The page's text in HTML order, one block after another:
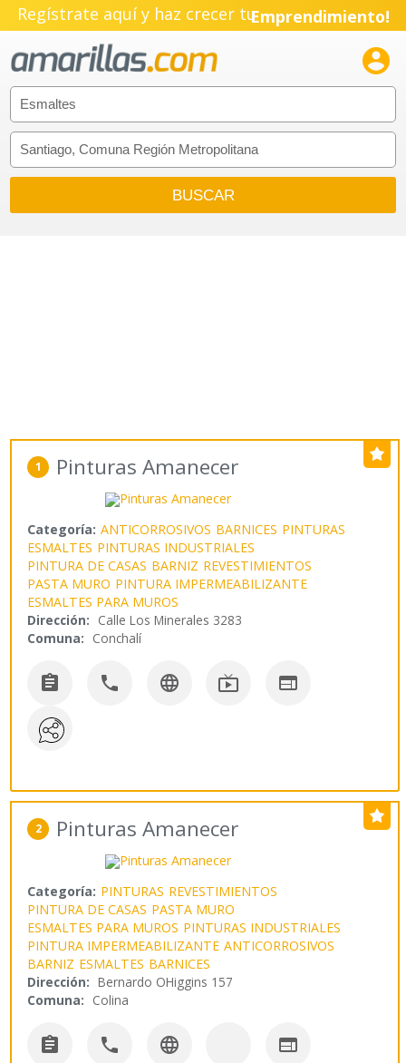
Regístrate aquí y haz crecer tuEmprendimiento!

1 Pinturas Amanecer
Categoría: ANTICORROSIVOS BARNICES PINTURAS
ESMALTES PINTURAS INDUSTRIALES
PINTURA DE CASAS BARNIZ REVESTIMIENTOS
PASTA MURO PINTURA IMPERMEABILIZANTE
ESMALTES PARA MUROS
Dirección: Calle Los Minerales 3283
Comuna: Conchalí
    
2 Pinturas Amanecer
Categoría: PINTURAS REVESTIMIENTOS
PINTURA DE CASAS PASTA MURO
ESMALTES PARA MUROS PINTURAS INDUSTRIALES
PINTURA IMPERMEABILIZANTE ANTICORROSIVOS
BARNIZ ESMALTES BARNICES
Dirección: Bernardo OHiggins 157
Comuna: Colina
   